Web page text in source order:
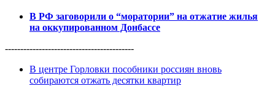
В РФ заговорили о “моратории” на отжатие жилья
на оккупированном Донбассе
------------------------------------------
В центре Горловки пособники россиян вновь
собираются отжать десятки квартир